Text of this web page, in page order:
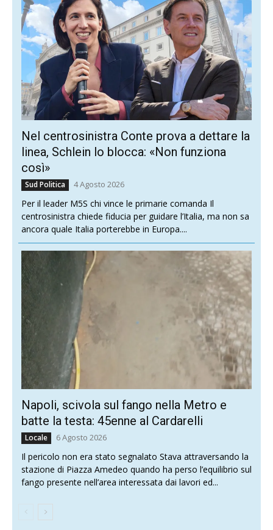
Nel centrosinistra Conte prova a dettare la
linea, Schlein lo blocca: «Non funziona
così»
Sud Politica 4 Agosto 2026
Per il leader M5S chi vince le primarie comanda Il
centrosinistra chiede fiducia per guidare l’Italia, ma non sa
ancora quale Italia porterebbe in Europa....
Napoli, scivola sul fango nella Metro e
batte la testa: 45enne al Cardarelli
Locale 6 Agosto 2026
Il pericolo non era stato segnalato Stava attraversando la
stazione di Piazza Amedeo quando ha perso l’equilibrio sul
fango presente nell’area interessata dai lavori ed...